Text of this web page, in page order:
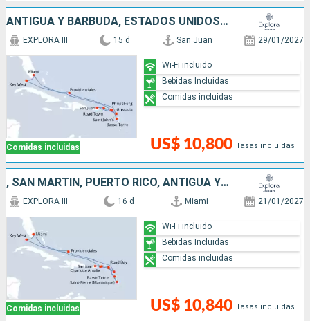
ANTIGUA Y BARBUDA, ESTADOS UNIDOS, SAN MARTÍN, FRANCIA, PUERTO RICO
Comidas incluidas
EXPLORA III 15 d San Juan 29/01/2027
US$ 10,800 Tasas incluidas
Wi-Fi incluido
Bebidas Incluidas
Comidas incluidas
, SAN MARTÍN, PUERTO RICO, ANTIGUA Y BARBUDA, FRANCIA, ESTADOS UNIDOS
Comidas incluidas
EXPLORA III 16 d Miami 21/01/2027
US$ 10,840 Tasas incluidas
Wi-Fi incluido
Bebidas Incluidas
Comidas incluidas